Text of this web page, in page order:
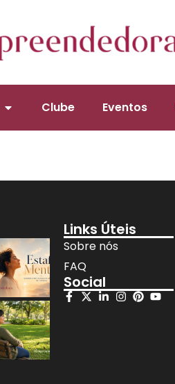
Clube Eventos
Links Úteis
Sobre nós
FAQ
Social